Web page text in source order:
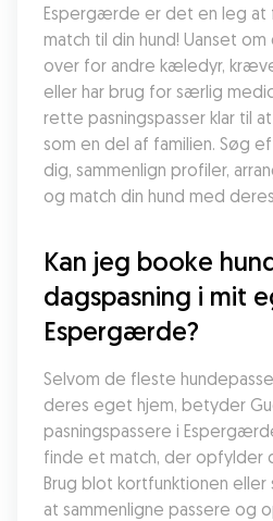
Espergærde er det en leg at
match til din hund! Uanset
over for andre kæledyr,
eller har brug for særlig
rette pasningspasser klar til
som en del af familien. Søg
dig, sammenlign profiler,
og match din hund med
Kan jeg booke
dagspasning i mit
Espergærde?
Selvom de fleste
deres eget hjem, betyder
pasningspassere i
finde et match, der opfylder
Brug blot kortfunktionen
at sammenligne passere og